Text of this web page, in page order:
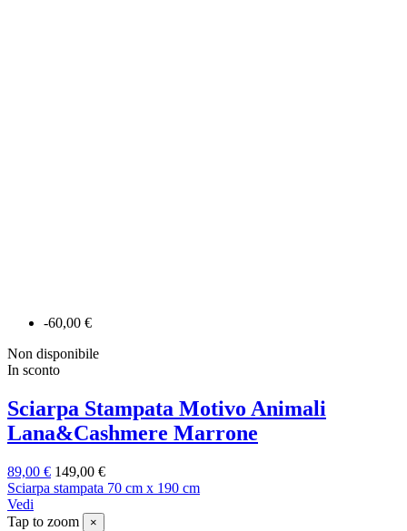
-60,00 €
Non disponibile
In sconto
Sciarpa Stampata Motivo Animali
Lana&Cashmere Marrone
89,00 € 149,00 €
Sciarpa stampata 70 cm x 190 cm
Vedi
Tap to zoom
×